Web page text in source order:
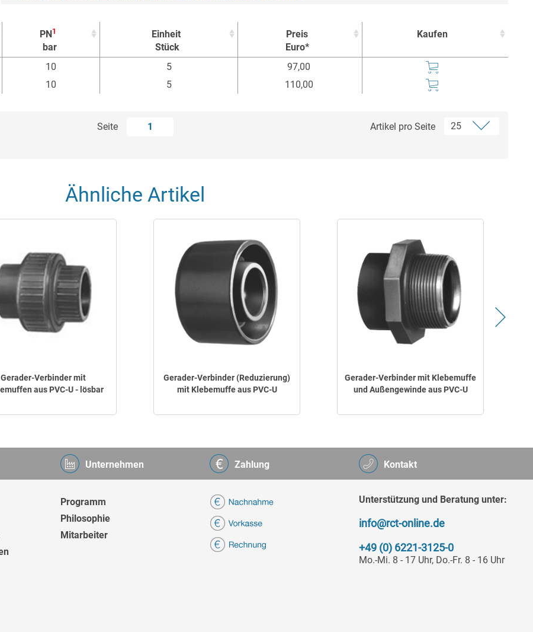
PN1
bar
Einheit
Stück
Preis
Euro*
Kaufen
PN1
Einheit
Preis
Kaufen
10 5
97,00
10 5 110,00
Seite 1 Artikel pro Seite
Ähnliche Artikel
Gerader-Verbinder mit
aus PVC-U - lösbar
Gerader-Verbinder (Reduzierung)
mit Klebemuffe aus PVC-U
Gerader-Verbinder mit Klebemuffe
und Außengewinde aus PVC-U
Kontakt
Unterstützung und Beratung unter:
info@rct-online.de
+49 (0) 6221-3125-0
Mo.-Mi. 8 - 17 Uhr, Do.-Fr. 8 - 16 Uhr
Unternehmen
Programm
Philosophie
Mitarbeiter
Zahlung